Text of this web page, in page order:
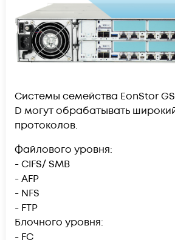
Cистемы семейства EonStor
D могут обрабатывать
протоколов.
Файлового уровня:
- CIFS/ SMB
- AFP
- NFS
- FTP
Блочного уровня:
- FC